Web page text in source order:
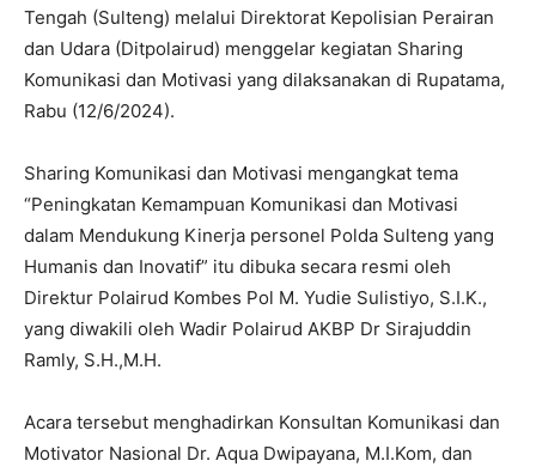
Tengah (Sulteng) melalui Direktorat Kepolisian Perairan
dan Udara (Ditpolairud) menggelar kegiatan Sharing
Komunikasi dan Motivasi yang dilaksanakan di Rupatama,
Rabu (12/6/2024).
Sharing Komunikasi dan Motivasi mengangkat tema
“Peningkatan Kemampuan Komunikasi dan Motivasi
dalam Mendukung Kinerja personel Polda Sulteng yang
Humanis dan Inovatif” itu dibuka secara resmi oleh
Direktur Polairud Kombes Pol M. Yudie Sulistiyo, S.I.K.,
yang diwakili oleh Wadir Polairud AKBP Dr Sirajuddin
Ramly, S.H.,M.H.
Acara tersebut menghadirkan Konsultan Komunikasi dan
Motivator Nasional Dr. Aqua Dwipayana, M.I.Kom, dan